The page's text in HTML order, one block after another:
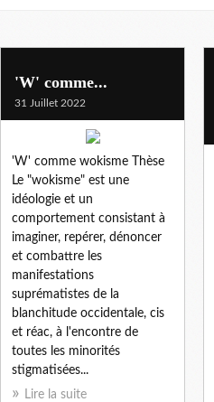
'W' comme...
31 Juillet 2022
'W' comme wokisme Thèse
Le "wokisme" est une
idéologie et un
comportement consistant à
imaginer, repérer, dénoncer
et combattre les
manifestations
suprématistes de la
blanchitude occidentale, cis
et réac, à l'encontre de
toutes les minorités
stigmatisées...
Lire la suite